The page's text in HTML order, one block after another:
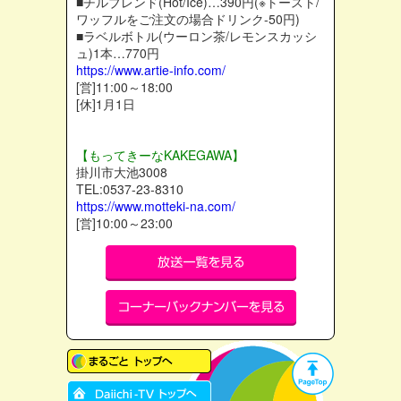
ワッフルをご注文の場合ドリンク-50円)
■ラベルボトル(ウーロン茶/レモンスカッシ
ュ)1本…770円
https://www.artie-info.com/
[営]11:00～18:00
[休]1月1日
【もってきーなKAKEGAWA】
掛川市大池3008
TEL:0537-23-8310
https://www.motteki-na.com/
[営]10:00～23:00